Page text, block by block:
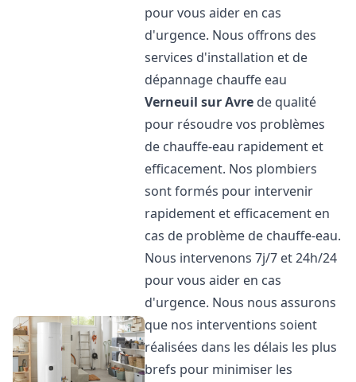
pour vous aider en cas
d'urgence. Nous offrons des
services d'installation et de
dépannage chauffe eau
Verneuil sur Avre de qualité
pour résoudre vos problèmes
de chauffe-eau rapidement et
efficacement. Nos plombiers
sont formés pour intervenir
rapidement et efficacement en
cas de problème de chauffe-eau.
Nous intervenons 7j/7 et 24h/24
pour vous aider en cas
d'urgence. Nous nous assurons
que nos interventions soient
réalisées dans les délais les plus
brefs pour minimiser les